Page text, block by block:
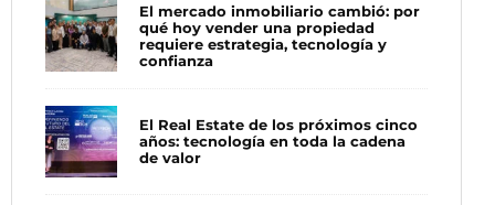
El mercado inmobiliario cambió: por
qué hoy vender una propiedad
requiere estrategia, tecnología y
confianza
El Real Estate de los próximos cinco
años: tecnología en toda la cadena
de valor